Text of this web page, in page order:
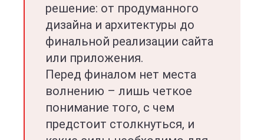
решение: от продуманного
дизайна и архитектуры до
финальной реализации сайта
или приложения.
Перед финалом нет места
волнению – лишь четкое
понимание того, с чем
предстоит столкнуться, и